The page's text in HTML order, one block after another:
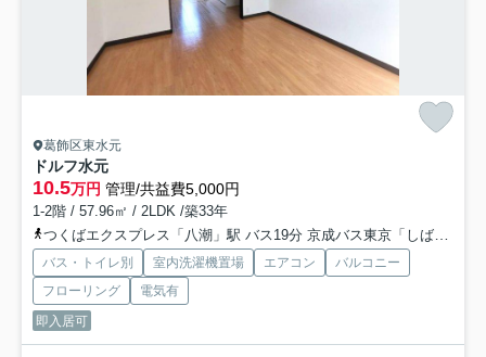
葛飾区東水元
ドルフ水元
10.5万円 管理/共益費5,000円
1-2階 / 57.96㎡ / 2LDK /築33年
つくばエクスプレス「八潮」駅 バス19分 京成バス東京「しばられ地蔵」 停歩5分
バス・トイレ別 室内洗濯機置場 エアコン
バルコニー
フローリング
電気有
即入居可